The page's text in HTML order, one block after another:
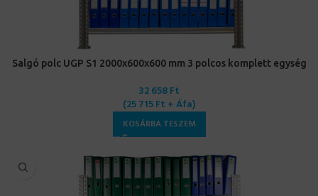
Salgó polc UGP S1 2000x600x600 mm 3 polcos komplett egység
32 658Ft
(25 715Ft + Áfa)
KOSÁRBA TESZEM